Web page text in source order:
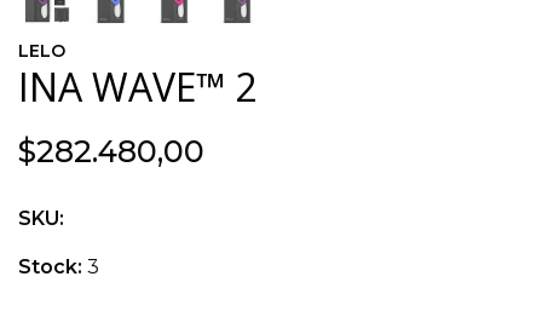
LELO
INA WAVE™ 2
$282.480,00
SKU:
Stock: 3